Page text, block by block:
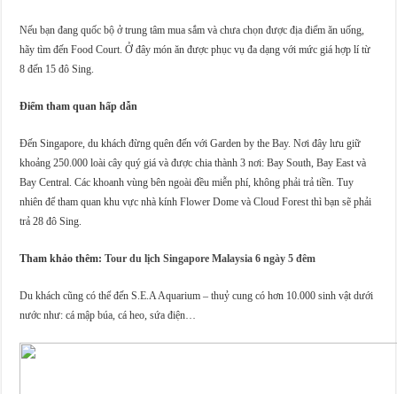
Nếu bạn đang quốc bộ ở trung tâm mua sắm và chưa chọn được địa điểm ăn uống,
hãy tìm đến Food Court. Ở đây món ăn được phục vụ đa dạng với mức giá hợp lí từ
8 đến 15 đô Sing.
Điểm tham quan hấp dẫn
Đến Singapore, du khách đừng quên đến với Garden by the Bay. Nơi đây lưu giữ
khoảng 250.000 loài cây quý giá và được chia thành 3 nơi: Bay South, Bay East và
Bay Central. Các khoanh vùng bên ngoài đều miễn phí, không phải trả tiền. Tuy
nhiên để tham quan khu vực nhà kính Flower Dome và Cloud Forest thì bạn sẽ phải
trả 28 đô Sing.
Tham khảo thêm:Tour du lịch Singapore Malaysia 6 ngày 5 đêm
Du khách cũng có thể đến S.E.A Aquarium – thuỷ cung có hơn 10.000 sinh vật dưới
nước như: cá mập búa, cá heo, sứa điện…